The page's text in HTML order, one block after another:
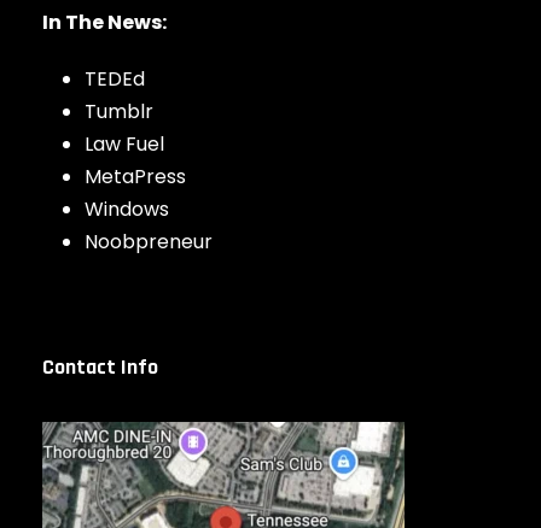
In The News:
TEDEd
Tumblr
Law Fuel
MetaPress
Windows
Noobpreneur
Contact Info